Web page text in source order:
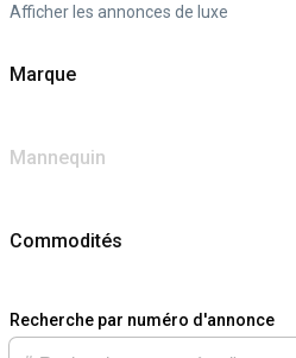
Afficher les annonces de luxe
Marque
Mannequin
Commodités
Recherche par numéro d'annonce